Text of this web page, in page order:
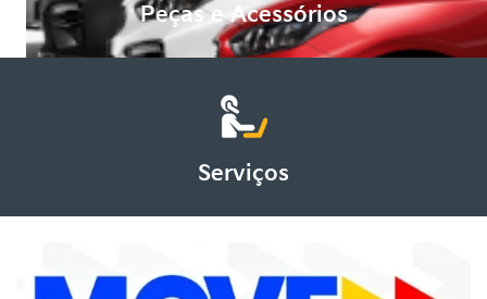
Peças e Acessórios
Serviços